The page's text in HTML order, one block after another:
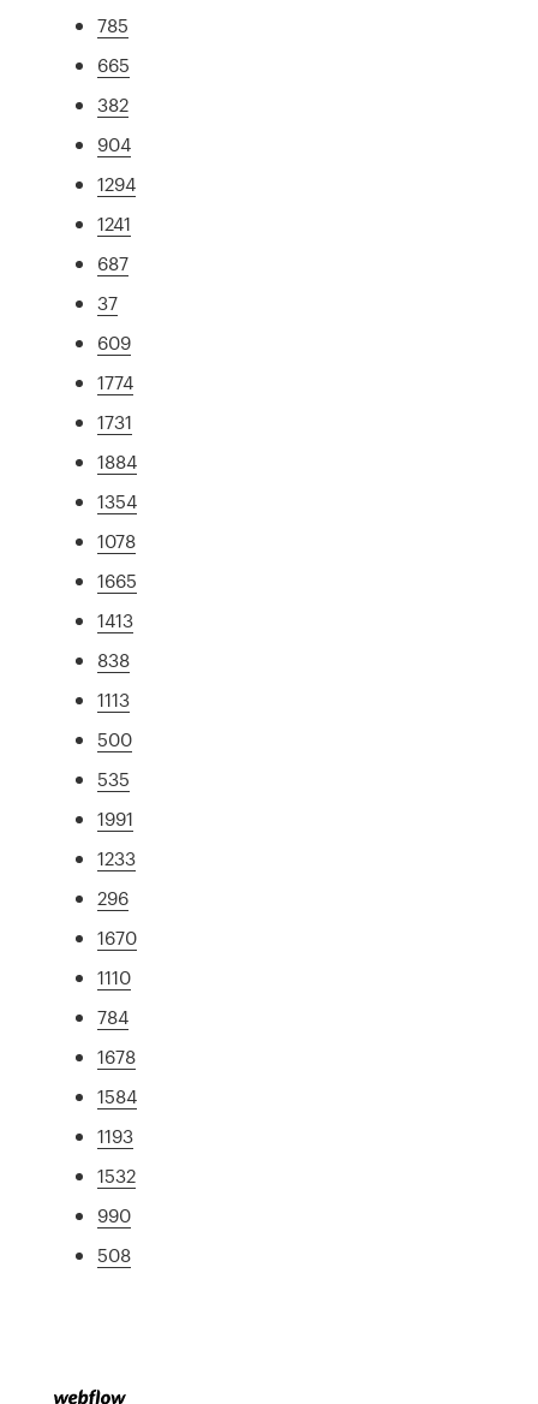
785
665
382
904
1294
1241
687
37
609
1774
1731
1884
1354
1078
1665
1413
838
1113
500
535
1991
1233
296
1670
1110
784
1678
1584
1193
1532
990
508